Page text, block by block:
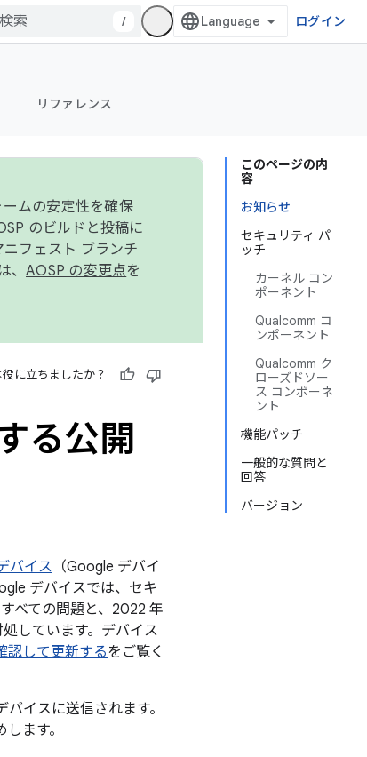
/ ログイン
リファレンス
このページの内
容
お知らせ
セキュリティ パ
ッチ
カーネル コン
ポーネント
Qualcomm コ
ンポーネント
Qualcomm ク
ローズドソー
ス コンポーネ
ント
機能パッチ
一般的な質問と
回答
バージョン
ムの安定性を確保
のビルドと投稿に
ニフェスト ブランチ
AOSP の変更点を
に立ちましたか？
る公開
バイス （Google デバイ
デバイスでは、セキ
べての問題と、2022 年
しています。デバイス
認して更新するをご覧く
イスに送信されます。
ます。